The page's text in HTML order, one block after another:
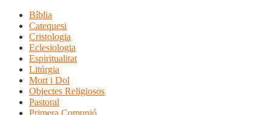
Bíblia
Catequesi
Cristologia
Eclesiologia
Espiritualitat
Litúrgia
Mort i Dol
Objectes Religiosos
Pastoral
Primera Comunió